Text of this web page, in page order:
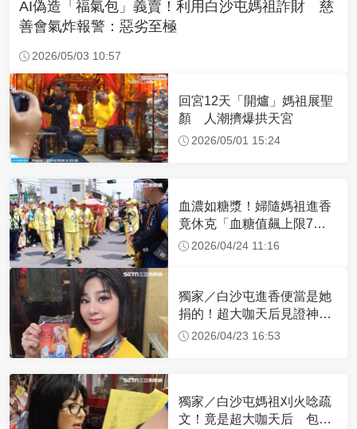
AI偽造「福氣包」義賣！利用白沙屯媽祖詐財 慈
善會氣炸報警：惡劣至極
2026/05/03 10:57
回宮12天「開爐」媽祖展聖
顏 人潮擠爆拱天宮
2026/05/01 15:24
血濃如糖漿！婦隨媽祖進香
竟休克「血糖值飆上限7
倍」 醫曝原因
2026/04/24 11:16
獨家／白沙屯進香便當是她
捐的！超大咖天后見證神
蹟 一靠近媽祖就爆哭
2026/04/23 16:53
獨家／白沙屯媽祖刈火唸疏
文！竟是超大咖天后 包尿